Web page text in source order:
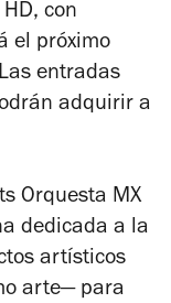
con
el próximo
entradas
adquirir a
Orquesta MX
dedicada a la
artísticos
arte— para